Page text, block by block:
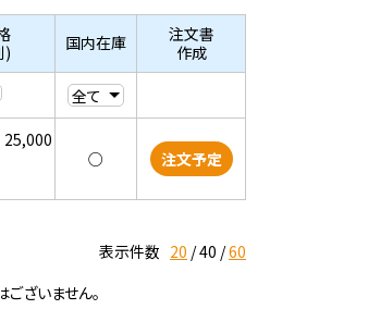
)
国内在庫
注文書
作成
25,000
○
注文予定
表示件数 20 40 60
ざいません。